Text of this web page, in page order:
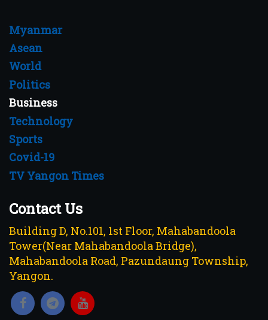
Myanmar
Asean
World
Politics
Business
Technology
Sports
Covid-19
TV Yangon Times
Contact Us
Building D, No.101, 1st Floor, Mahabandoola
Tower(Near Mahabandoola Bridge),
Mahabandoola Road, Pazundaung Township,
Yangon.